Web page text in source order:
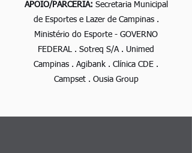
APOIO/PARCERIA: Secretaria Municipal
de Esportes e Lazer de Campinas .
Ministério do Esporte - GOVERNO
FEDERAL . Sotreq S/A . Unimed
Campinas . Agibank . Clínica CDE .
Campset . Ousia Group